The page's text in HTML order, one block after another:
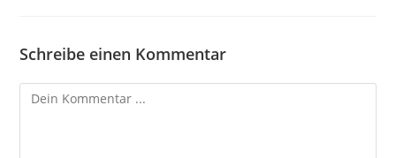
Schreibe einen Kommentar